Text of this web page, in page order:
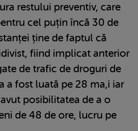
restului preventiv, care
cel puțin încă 30 de
ține de faptul că
fiind implicat anterior
de trafic de droguri de
a fost luată pe 28 ma,i iar
posibilitatea de a o
de 48 de ore, lucru pe